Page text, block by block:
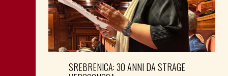
SREBRENICA: 30 ANNI DA STRAGE